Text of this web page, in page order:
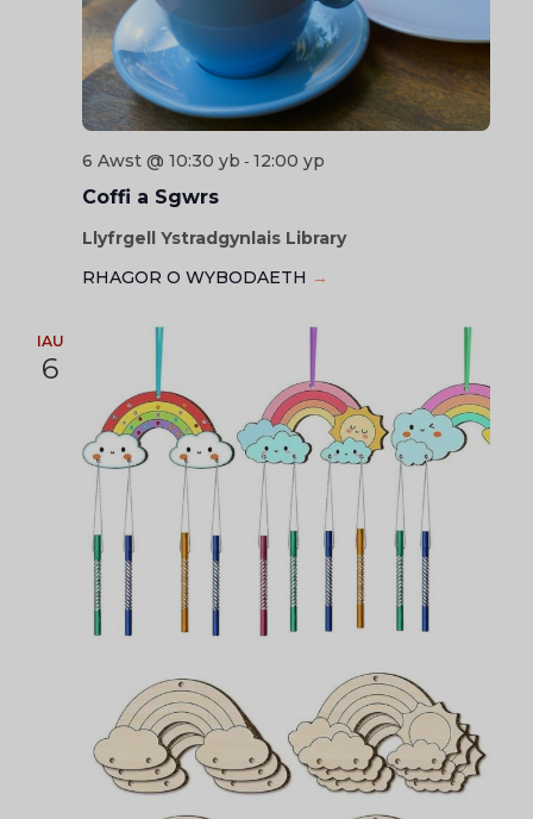
6 Awst @ 10:30 yb - 12:00 yp
Coffi a Sgwrs
Llyfrgell Ystradgynlais Library
RHAGOR O WYBODAETH →
IAU
6